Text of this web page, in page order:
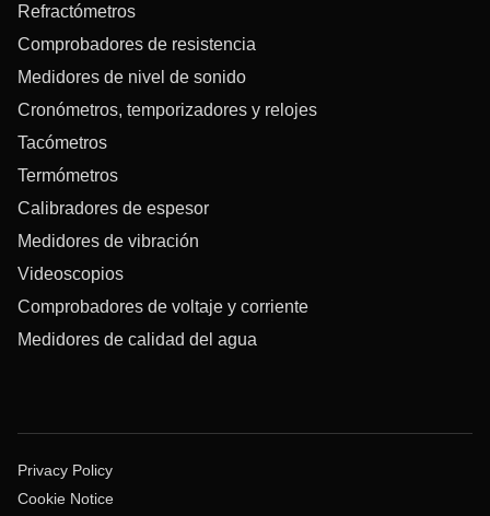
Refractómetros
Comprobadores de resistencia
Medidores de nivel de sonido
Cronómetros, temporizadores y relojes
Tacómetros
Termómetros
Calibradores de espesor
Medidores de vibración
Videoscopios
Comprobadores de voltaje y corriente
Medidores de calidad del agua
Privacy Policy
Cookie Notice